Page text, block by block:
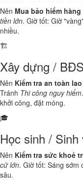
Nên Mua bảo hiểm
tiền lớn. Giờ tốt: Giờ
nhiều.
🏗️
Xây dựng / BĐS
Nên Kiểm tra an toàn
Tránh Thi công nguy hiểm
khởi công, đặt móng.
🎓
Học sinh / Sinh
Nên Kiểm tra sức khoẻ
cử lớn. Giờ tốt: Sáng sớm
sâu.